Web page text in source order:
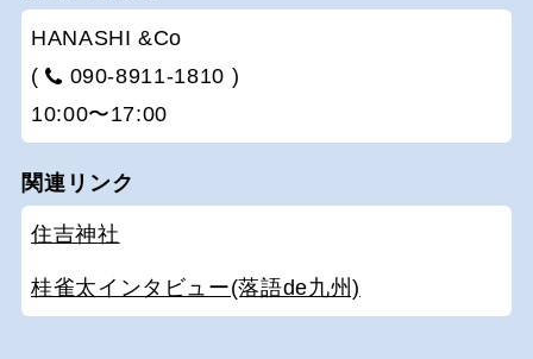
HANASHI &Co
(
090-8911-1810 )
10:00〜17:00
関連リンク
住吉神社
桂雀太インタビュー(落語de九州)